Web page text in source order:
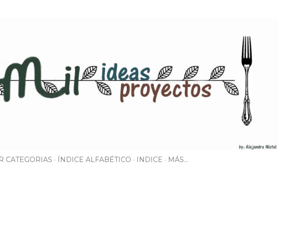
CATEGORIAS ÍNDICE ALFABÉTICO INDICE MÁS…